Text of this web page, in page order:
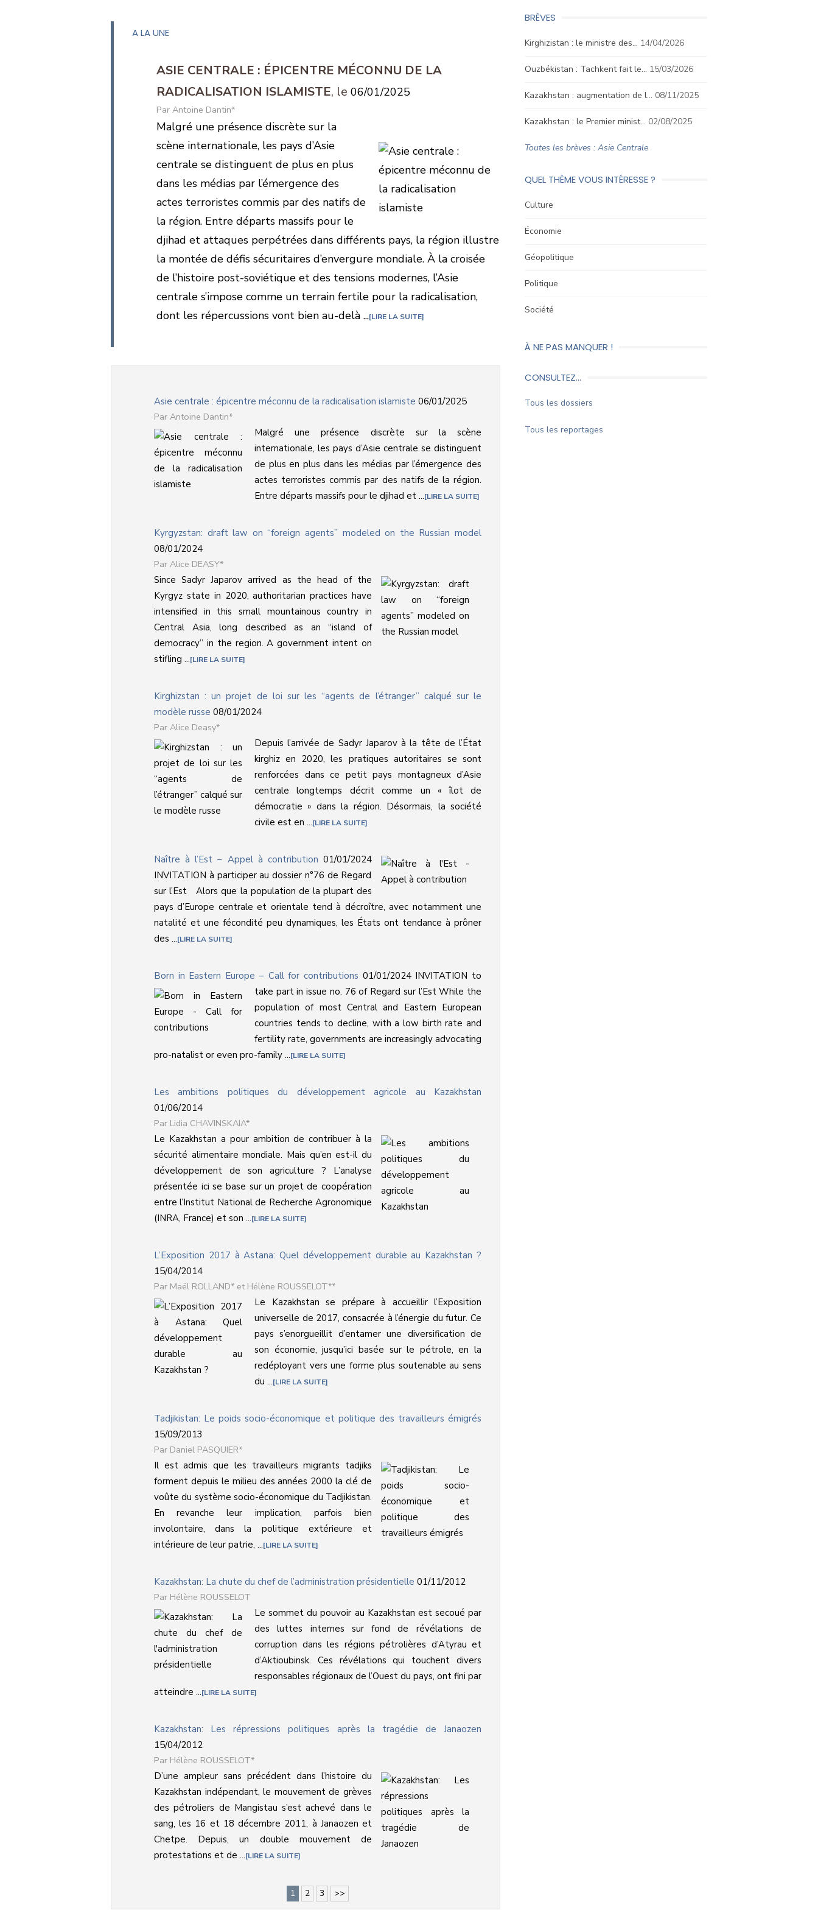
A LA UNE
ASIE CENTRALE : ÉPICENTRE MÉCONNU DE LA
RADICALISATION ISLAMISTE
06/01/2025
Antoine Dantin*
Malgré une présence discrète sur la
scène internationale, les pays d’Asie
centrale se distinguent de plus en plus
dans les médias par l’émergence des
actes terroristes commis par des natifs de
la région. Entre départs massifs pour le
djihad et attaques perpétrées dans différents pays, la région illustre
la montée de défis sécuritaires d’envergure mondiale. À la croisée
de l’histoire post-soviétique et des tensions modernes, l’Asie
centrale s’impose comme un terrain fertile pour la radicalisation,
dont les répercussions vont bien au-delà ... LIRE LA SUITE
Asie centrale : épicentre méconnu de la radicalisation islamiste 06/01/2025
Antoine Dantin*
Malgré une présence discrète sur la scène
internationale, les pays d’Asie centrale se distinguent
de plus en plus dans les médias par l’émergence des
actes terroristes commis par des natifs de la région.
Entre départs massifs pour le djihad et ... LIRE LA SUITE
Kyrgyzstan: draft law on “foreign agents” modeled on the Russian model
08/01/2024
Alice DEASY*
Since Sadyr Japarov arrived as the head of the
Kyrgyz state in 2020, authoritarian practices have
intensified in this small mountainous country in
Central Asia, long described as an “island of
democracy” in the region. A government intent on
stifling ... LIRE LA SUITE
Kirghizstan : un projet de loi sur les “agents de l’étranger” calqué sur le
modèle russe 08/01/2024
Alice Deasy*
Depuis l’arrivée de Sadyr Japarov à la tête de l’État
kirghiz en 2020, les pratiques autoritaires se sont
renforcées dans ce petit pays montagneux d’Asie
centrale longtemps décrit comme un « îlot de
démocratie » dans la région. Désormais, la société
civile est en ... LIRE LA SUITE
Naître à l’Est – Appel à contribution 01/01/2024
INVITATION à participer au dossier n°76 de Regard
sur l’Est Alors que la population de la plupart des
pays d’Europe centrale et orientale tend à décroître, avec notamment une
natalité et une fécondité peu dynamiques, les États ont tendance à prôner
des ... LIRE LA SUITE
Born in Eastern Europe – Call for contributions 01/01/2024INVITATION to
take part in issue no. 76 of Regard sur l’Est While the
population of most Central and Eastern European
countries tends to decline, with a low birth rate and
fertility rate, governments are increasingly advocating
pro-natalist or even pro-family ... LIRE LA SUITE
Les ambitions politiques du développement agricole au Kazakhstan
01/06/2014
Lidia CHAVINSKAIA*
Le Kazakhstan a pour ambition de contribuer à la
sécurité alimentaire mondiale. Mais qu’en est-il du
développement de son agriculture ? L’analyse
présentée ici se base sur un projet de coopération
entre l’Institut National de Recherche Agronomique
(INRA, France) et son ... LIRE LA SUITE
L’Exposition 2017 à Astana: Quel développement durable au Kazakhstan ?
15/04/2014
Maël ROLLAND* et Hélène ROUSSELOT**
Le Kazakhstan se prépare à accueillir l’Exposition
universelle de 2017, consacrée à l’énergie du futur. Ce
pays s’enorgueillit d’entamer une diversification de
son économie, jusqu’ici basée sur le pétrole, en la
redéployant vers une forme plus soutenable au sens
du ... LIRE LA SUITE
Tadjikistan: Le poids socio-économique et politique des travailleurs émigrés
15/09/2013
Daniel PASQUIER*
Il est admis que les travailleurs migrants tadjiks
forment depuis le milieu des années 2000 la clé de
voûte du système socio-économique du Tadjikistan.
En revanche leur implication, parfois bien
involontaire, dans la politique extérieure et
intérieure de leur patrie, ... LIRE LA SUITE
Kazakhstan: La chute du chef de l’administration présidentielle 01/11/2012
Hélène ROUSSELOT
Le sommet du pouvoir au Kazakhstan est secoué par
des luttes internes sur fond de révélations de
corruption dans les régions pétrolières d’Atyrau et
d’Aktioubinsk. Ces révélations qui touchent divers
responsables régionaux de l’Ouest du pays, ont fini par
atteindre ... LIRE LA SUITE
Kazakhstan: Les répressions politiques après la tragédie de Janaozen
15/04/2012
Hélène ROUSSELOT*
D’une ampleur sans précédent dans l’histoire du
Kazakhstan indépendant, le mouvement de grèves
des pétroliers de Mangistau s’est achevé dans le
sang, les 16 et 18 décembre 2011, à Janaozen et
Chetpe. Depuis, un double mouvement de
protestations et de ... LIRE LA SUITE
1 2 3 >>
BRÈVES
Kirghizistan : le ministre des… 14/04/2026
Ouzbékistan : Tachkent fait le… 15/03/2026
Kazakhstan : augmentation de l… 08/11/2025
Kazakhstan : le Premier minist… 02/08/2025
Toutes les brèves : Asie Centrale
QUEL THÈME VOUS INTÉRESSE ?
Culture
Économie
Géopolitique
Politique
Société
À NE PAS MANQUER !
CONSULTEZ…
Tous les dossiers
Tous les reportages